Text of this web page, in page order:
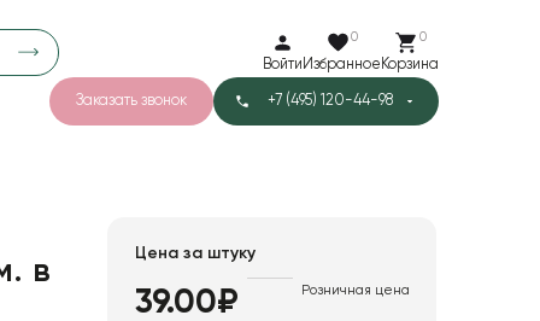
Войти
0
Избранное
0
Корзина
Заказать звонок +7 (495) 120-44-98
в
Цена за штуку
39.00₽ Розничная цена